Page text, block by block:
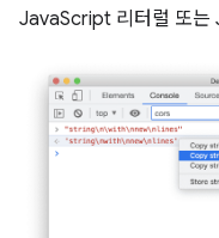
JavaScript 리터럴 또는